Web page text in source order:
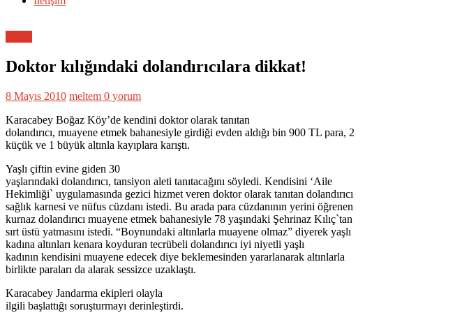
Doktor kılığındaki dolandırıcılara dikkat!
8 Mayıs 2010 meltem 0 yorum
Karacabey Boğaz Köy’de kendini doktor olarak tanıtan
dolandırıcı, muayene etmek bahanesiyle girdiği evden aldığı bin 900 TL para, 2
küçük ve 1 büyük altınla kayıplara karıştı.
Yaşlı çiftin evine giden 30
yaşlarındaki dolandırıcı, tansiyon aleti tanıtacağını söyledi. Kendisini ‘Aile
Hekimliği` uygulamasında gezici hizmet veren doktor olarak tanıtan dolandırıcı
sağlık karnesi ve nüfus cüzdanı istedi. Bu arada para cüzdanının yerini öğrenen
kurnaz dolandırıcı muayene etmek bahanesiyle 78 yaşındaki Şehrinaz Kılıç`tan
sırt üstü yatmasını istedi. “Boynundaki altınlarla muayene olmaz” diyerek yaşlı
kadına altınları kenara koyduran tecrübeli dolandırıcı iyi niyetli yaşlı
kadının kendisini muayene edecek diye beklemesinden yararlanarak altınlarla
birlikte paraları da alarak sessizce uzaklaştı.
Karacabey Jandarma ekipleri olayla
ilgili başlattığı soruşturmayı derinleştirdi.